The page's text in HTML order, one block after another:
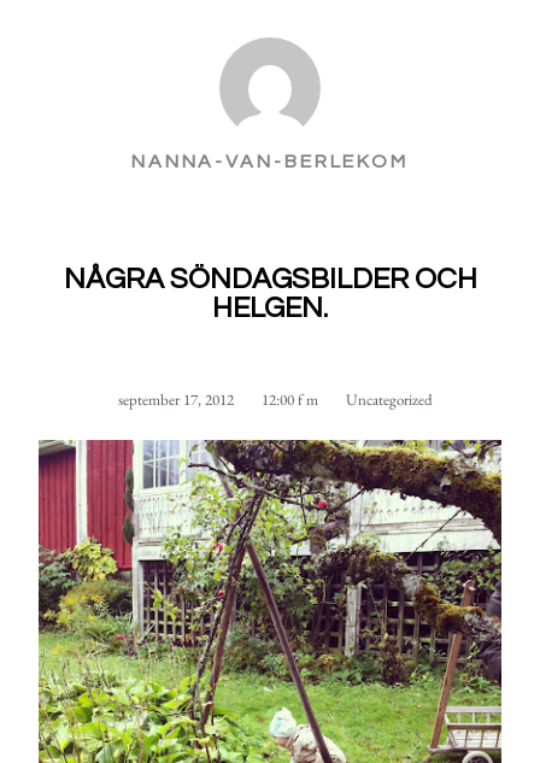
NANNA-VAN-BERLEKOM
NÅGRA SÖNDAGSBILDER OCH
HELGEN.
september 17, 2012 12:00 f m Uncategorized